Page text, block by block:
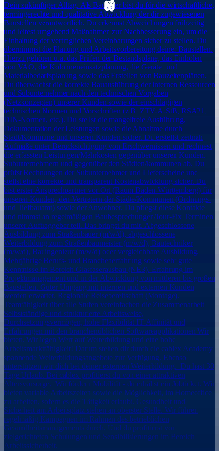
Dein zukünftiger Alltag. Als Bauleiter bist du für die wirtschaftliche,
termingerechte und qualitative Abwicklung der dir zugewiesenen
Baustellen verantwortlich. Du erkennst Abweichungen frühzeitig
und leitest umgehend Maßnahmen zur Nachbesserung ein, um die
Einhaltung der vertraglichen Vereinbarungen sicher zu stellen. Du
übernimmst die Planung und Arbeitsvorbereitung deiner Baustellen.
Hierzu gehören u.a. das Prüfen der Bestandspläne, das Einholen
von VAO, die Kolonneneinsatzplanung, die Geräte- und
Materialbedarfsplanung sowie das Erstellen von Bauzeitenplänen.
Du überwachst die korrekte Bauausführung der internen Ressourcen
und Subunternehmer nach den technischen Vorgaben
(Netzkonzepten) unserer Kunden sowie der einschlägigen
technischen Normen und Vorschriften (z.B. ZTV-A-StB, RSA21,
DIN-Normen, etc.). Du stellst die mangelfreie Ausführung,
Dokumentation der Leistungen sowie die Abnahme durch
Stadt/Kommune und unseren Kunden sicher. Du erstellst zeitnah
Aufmaße unter Berücksichtigung von Erschwernissen und rechnest
die erfassten Leistungen/Mehrkosten gegenüber unseren Kunden,
Subunternehmern und gegenüber den Städten/kommunen ab. Du
prüfst Rechnungen der Subunternehmer und Lieferscheine und
stellst eine korrekte und transparent Kostenabwicklung sicher. Du
bist erster Ansprechpartner vor Ort (Raum Baden-Württemberg) für
unseren Kunden, den Vertretern der Städte/Kommunen (Ordnungs-
und Tiefbauamt) sowie der Anwohner. Du pflegst diese Kontakte
und nimmst an regelmäßigen Baubesprechungen/Jour-Fix Terminen
unserer Auftraggeber teil. Das bringst du mit. Abgeschlossene
Ausbildung zum Straßenbauer (m/w/d), abgeschlossene
Weiterbildung zum Straßenbaumeister (m/w/d), Bautechniker
(m/w/d), Bauingenieur (m/w/d) oder vergleichbare Ausbildung.
Mehrjährige Berufs- und Branchenerfahrung sowie sehr gute
Kenntnisse im Bereich Glasfaserausbau (NE3). Erfahrung im
Projektmanagement und in der Abwicklung von mittleren bis großen
Baustellen. Guter Umgang mit internen und externen Kunden
werden erwartet. Regionale Reisebereitschaft (Montage).
Teamfähigkeit über alle Stufen vereinfachen die Zusammenarbeit
Selbstständige und strukturierte Arbeitsweise,
Durchsetzungsvermögen, hohe Flexibilität IT-Affinität und
Erfahrungen mit den branchenüblichen Softwareapplikationen Wir
bieten. Wir legen Wert auf Weiterbildung und eine hohe
Arbeitsmarktfähigkeit! Darum stehen dir durch die cablex Academy
spannende Weiterbildungsangebote zur Verfügung. Ebenso
unterstützen wir dich bei deiner externen Weiterbildung. Du hast 30
Tage Urlaub. Bei cablex profitierst du von einer attraktiven
Altersvorsorge. Wir fördern Mobilität - du erhältst ein Jobticket. Wir
bieten variable Arbeitszeiten sowie die Möglichkeit, im Homeoffice
zu arbeiten, sofern es die Tätigkeit erlaubt. Gesundheit und
Sicherheit am Arbeitsplatz stehen an oberster Stelle. Wir führen
regelmäßig Kampagnen im Rahmen des betrieblichen
Gesundheitsmanagements durch. Und du profitierst von
zielgerichteten Schulungen und Sensibilisierungen im Bereich
Arbeitssicherheit.